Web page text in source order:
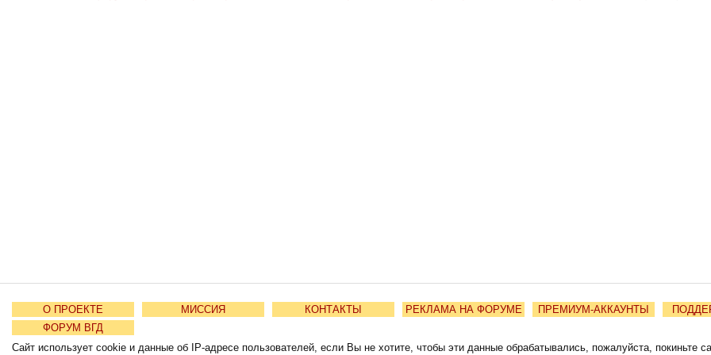
О ПРОЕКТЕ МИССИЯ КОНТАКТЫ РЕКЛАМА НА ФОРУМЕ ПРЕМИУМ-АККАУНТЫ
ФОРУМ ВГД
Сайт использует cookie и данные об IP-адресе пользователей, если Вы не хотите, чтобы эти данные обрабатывались, пожалуйста, покиньте